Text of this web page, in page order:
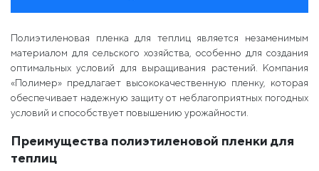
Полиэтиленовая пленка для теплиц является незаменимым
материалом для сельского хозяйства, особенно для создания
оптимальных условий для выращивания растений. Компания
«Полимер» предлагает высококачественную пленку, которая
обеспечивает надежную защиту от неблагоприятных погодных
условий и способствует повышению урожайности.
Преимущества полиэтиленовой пленки для
теплиц